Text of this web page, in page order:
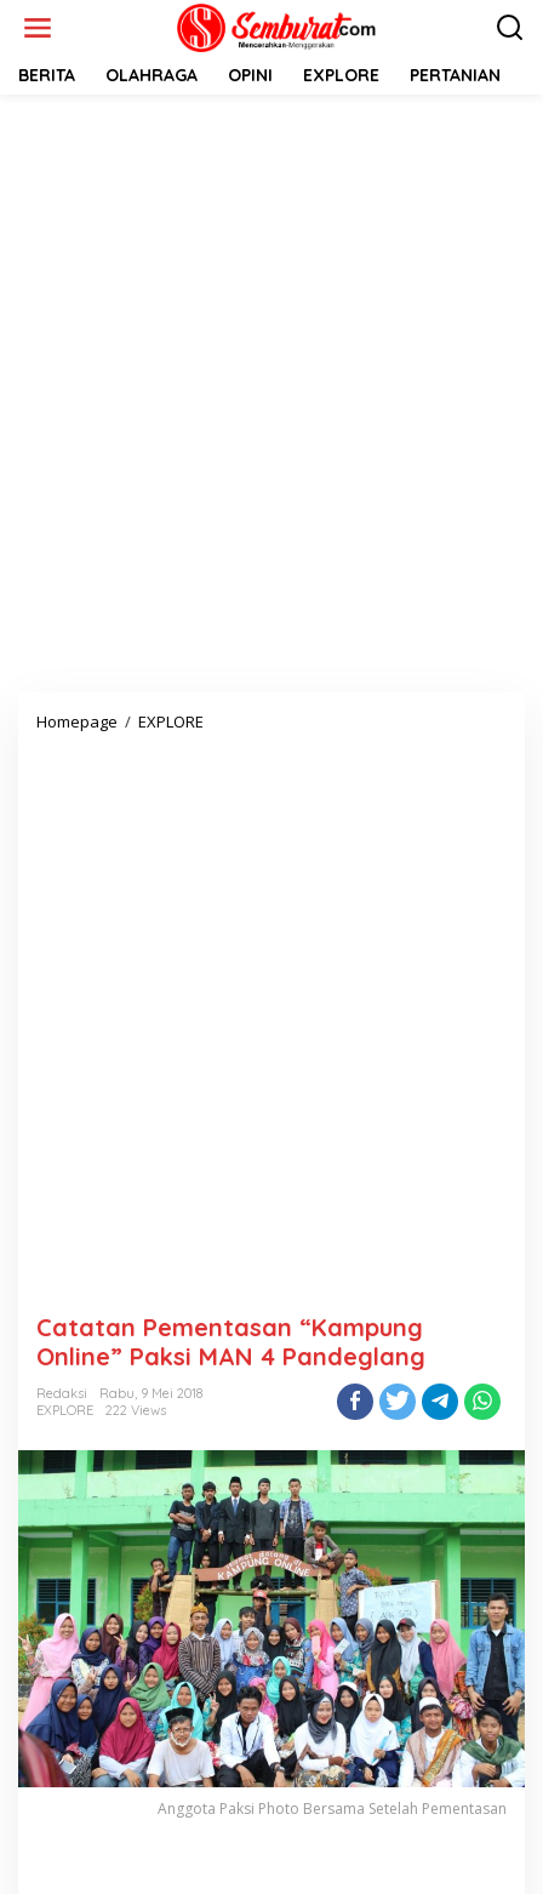
BERITA OLAHRAGA OPINI EXPLORE PERTANIAN
Homepage / EXPLORE
Catatan Pementasan “Kampung
Online” Paksi MAN 4 Pandeglang
Redaksi
Rabu, 9 Mei 2018
EXPLORE
222 Views
Anggota Paksi Photo Bersama Setelah Pementasan